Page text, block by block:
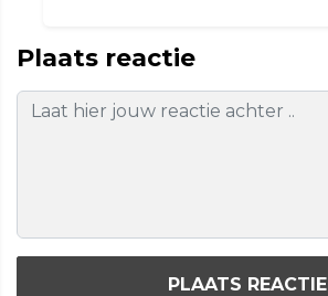
Plaats reactie
PLAATS REACTIE